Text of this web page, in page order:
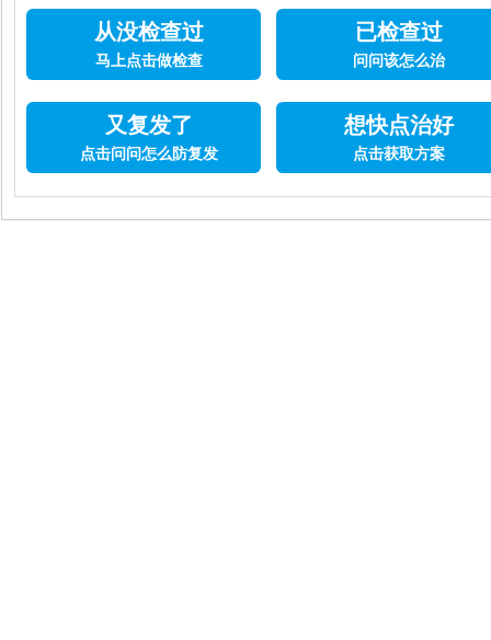
从没检查过
马上点击做检查
已检查过
问问该怎么治
又复发了
点击问问怎么防复发
想快点治好
点击获取方案